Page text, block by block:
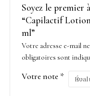
Soyez le premier
“Capilactif
ml”
Votre adresse e-mail
obligatoires sont
Votre note *